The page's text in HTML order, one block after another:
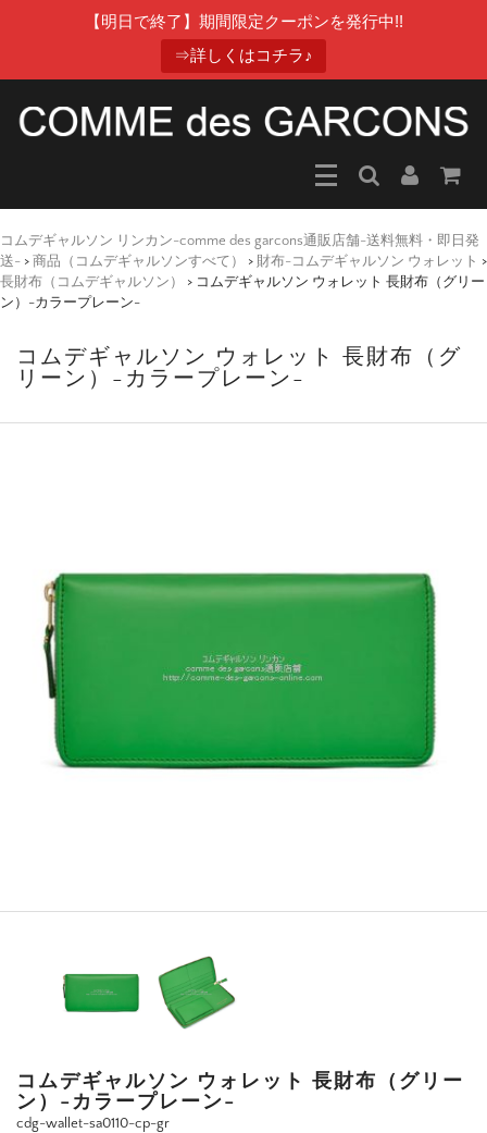
【明日で終了】期間限定クーポンを発行中!!
⇒詳しくはコチラ♪
コムデギャルソン リンカン-comme des garcons通販店舗-送料無料・即日発
送- > 商品（コムデギャルソンすべて） > 財布-コムデギャルソン ウォレット >
長財布（コムデギャルソン）
> コムデギャルソン ウォレット 長財布（グリー
ン）-カラープレーン-
コムデギャルソン ウォレット 長財布（グ
リーン）-カラープレーン-
コムデギャルソン ウォレット 長財布（グリー
ン）-カラープレーン-
cdg-wallet-sa0110-cp-gr